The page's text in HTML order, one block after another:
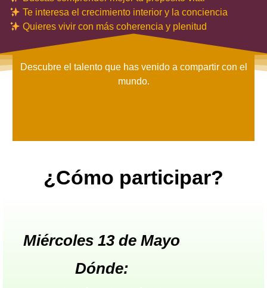
Te interesa el crecimiento interior y la conciencia
Quieres vivir con más coherencia y plenitud
Descubre el talento que has venido a compartir con el
mundo.
¿Cómo participar?
Miércoles 13 de Mayo
Dónde: